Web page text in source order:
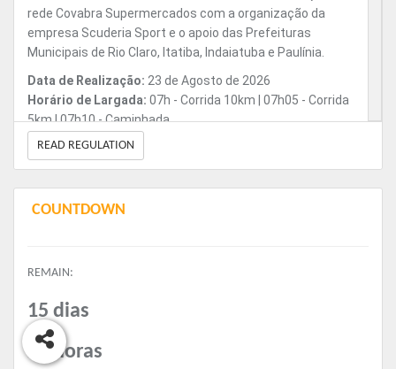
+ Taxa de Serviço (Quando houver)
Inscrição Incentivo
+ Taxa de Serviço (Quando houver)
Inscrição + Kit
R$ 149.00
+ Taxa de Serviço (Quando houver)
Inscrição Premium
rede Covabra Supermercados com a organização da
empresa Scuderia Sport e o apoio das Prefeituras
Municipais de Rio Claro, Itatiba, Indaiatuba e Paulínia.
Data de Realização: 23 de Agosto de 2026
Horário de Largada: 07h - Corrida 10km | 07h05 - Corrida
5km | 07h10 - Caminhada
Endereço:PARQUE DO MIRIM – Estrada Dr. Rafael Elias
- INSCRIÇÃO INCENTIVO
-INSCRIÇÃO PREMIUM
SOBRE OS KITS:
READ REGULATION
COUNTDOWN
REMAIN:
15 dias
22 horas